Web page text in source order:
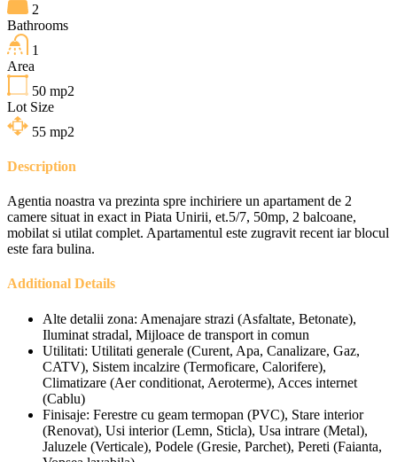
2
Bathrooms
1
Area
50 mp2
Lot Size
55 mp2
Description
Agentia noastra va prezinta spre inchiriere un apartament de 2
camere situat in exact in Piata Unirii, et.5/7, 50mp, 2 balcoane,
mobilat si utilat complet. Apartamentul este zugravit recent iar blocul
este fara bulina.
Additional Details
Alte detalii zona: Amenajare strazi (Asfaltate, Betonate),
Iluminat stradal, Mijloace de transport in comun
Utilitati: Utilitati generale (Curent, Apa, Canalizare, Gaz,
CATV), Sistem incalzire (Termoficare, Calorifere),
Climatizare (Aer conditionat, Aeroterme), Acces internet
(Cablu)
Finisaje: Ferestre cu geam termopan (PVC), Stare interior
(Renovat), Usi interior (Lemn, Sticla), Usa intrare (Metal),
Jaluzele (Verticale), Podele (Gresie, Parchet), Pereti (Faianta,